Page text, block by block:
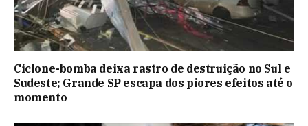
Ciclone-bomba deixa rastro de destruição no Sul e
Sudeste; Grande SP escapa dos piores efeitos até o
momento